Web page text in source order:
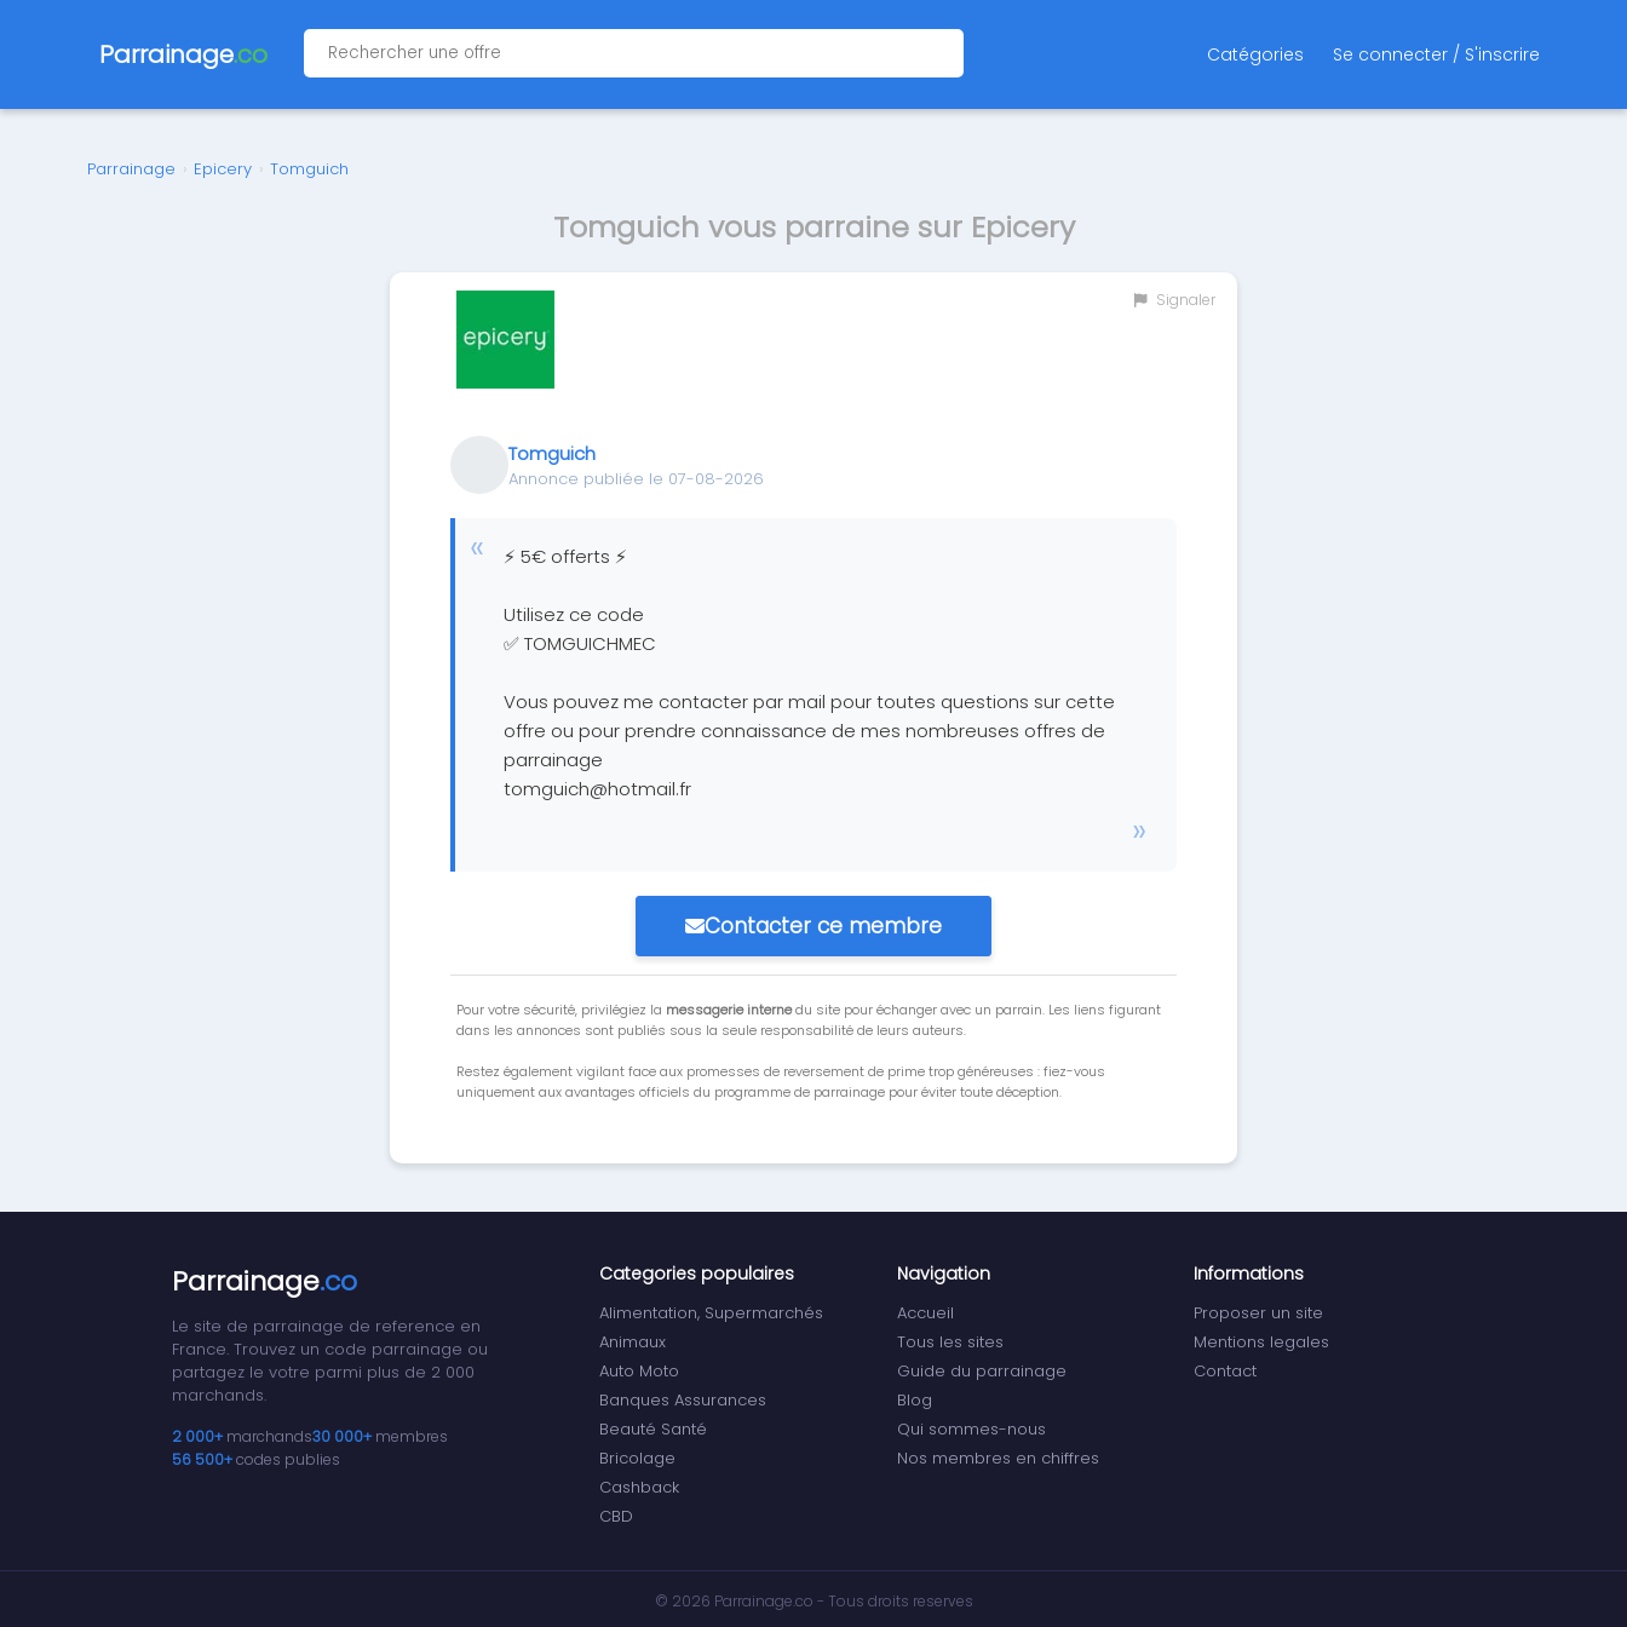
Parrainage.co Catégories Se connecter / S'inscrire
Parrainage › Epicery › Tomguich
Tomguich vous parraine sur Epicery
Signaler
Tomguich
Annonce publiée le 07-08-2026
⚡ 5€ offerts ⚡
Utilisez ce code
✅ TOMGUICHMEC
Vous pouvez me contacter par mail pour toutes questions sur cette
offre ou pour prendre connaissance de mes nombreuses offres de
parrainage
tomguich@hotmail.fr
Contacter ce membre
Pour votre sécurité, privilégiez la messagerie internedu site pour échanger avec un parrain. Les liens figurant
dans les annonces sont publiés sous la seule responsabilité de leurs auteurs.
Restez également vigilant face aux promesses de reversement de prime trop généreuses : fiez-vous
uniquement aux avantages officiels du programme de parrainage pour éviter toute déception.
Parrainage.co
Le site de parrainage de reference en
France. Trouvez un code parrainage ou
partagez le votre parmi plus de 2 000
marchands.
2 000+ marchands30 000+ membres
56 500+codes publies
Categories populaires
Alimentation, Supermarchés
Animaux
Auto Moto
Banques Assurances
Beauté Santé
Bricolage
Cashback
CBD
Navigation
Accueil
Tous les sites
Guide du parrainage
Blog
Qui sommes-nous
Nos membres en chiffres
Informations
Proposer un site
Mentions legales
Contact
© 2026 Parrainage.co - Tous droits reserves